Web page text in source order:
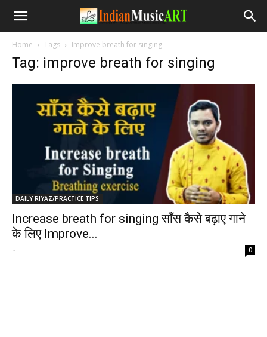
Home Tags Improve breath for singing
Tag: improve breath for singing
DAILY RIYAZ/PRACTICE TIPS
Increase breath for singing साँस कैसे बढ़ाए गाने
के लिए Improve...
- 0